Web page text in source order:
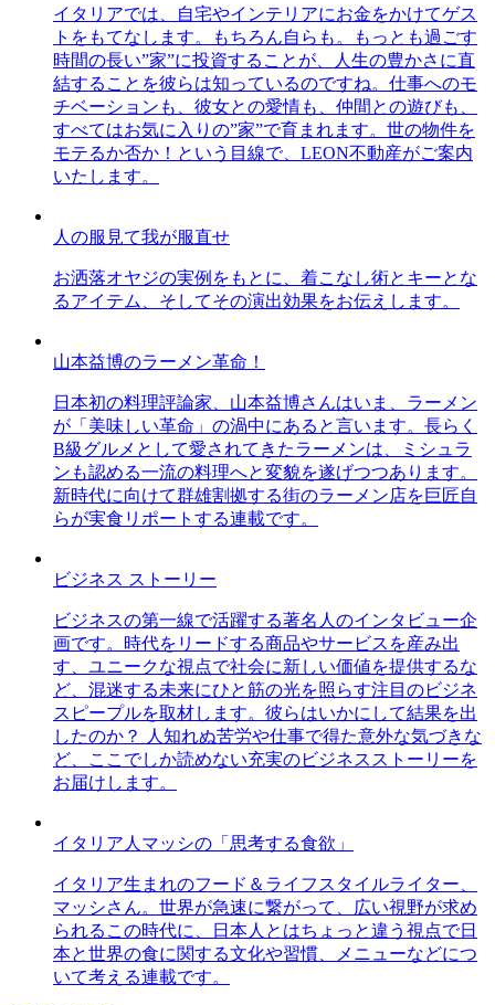
イタリアでは、自宅やインテリアにお金をかけてゲス
トをもてなします。もちろん自らも。もっとも過ごす
時間の長い”家”に投資することが、人生の豊かさに直
結することを彼らは知っているのですね。仕事へのモ
チベーションも、彼女との愛情も、仲間との遊びも、
すべてはお気に入りの”家”で育まれます。世の物件を
モテるか否か！という目線で、LEON不動産がご案内
いたします。
人の服見て我が服直せ
お洒落オヤジの実例をもとに、着こなし術とキーとな
るアイテム、そしてその演出効果をお伝えします。
山本益博のラーメン革命！
日本初の料理評論家、山本益博さんはいま、ラーメン
が「美味しい革命」の渦中にあると言います。長らく
B級グルメとして愛されてきたラーメンは、ミシュラ
ンも認める一流の料理へと変貌を遂げつつあります。
新時代に向けて群雄割拠する街のラーメン店を巨匠自
らが実食リポートする連載です。
ビジネス ストーリー
ビジネスの第一線で活躍する著名人のインタビュー企
画です。時代をリードする商品やサービスを産み出
す、ユニークな視点で社会に新しい価値を提供するな
ど、混迷する未来にひと筋の光を照らす注目のビジネ
スピープルを取材します。彼らはいかにして結果を出
したのか？ 人知れぬ苦労や仕事で得た意外な気づきな
ど、ここでしか読めない充実のビジネスストーリーを
お届けします。
イタリア人マッシの「思考する食欲」
イタリア生まれのフード＆ライフスタイルライター、
マッシさん。世界が急速に繋がって、広い視野が求め
られるこの時代に、日本人とはちょっと違う視点で日
本と世界の食に関する文化や習慣、メニューなどにつ
いて考える連載です。